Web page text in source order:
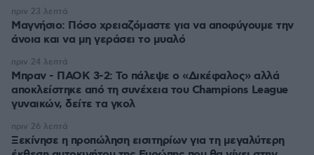
Μαγνήσιο: Πόσο χρειαζόμαστε για να αποφύγουμε την
άνοια και να μη γεράσει το μυαλό
πριν 23 λεπτά
Μπραν - ΠΑΟΚ 3-2: Το πάλεψε ο «Δικέφαλος» αλλά
αποκλείστηκε από τη συνέχεια του Champions League
γυναικών, δείτε τα γκολ
πριν 24 λεπτά
Ξεκίνησε η προπώληση εισιτηρίων για τη μεγαλύτερη
πριν 26 λεπτά